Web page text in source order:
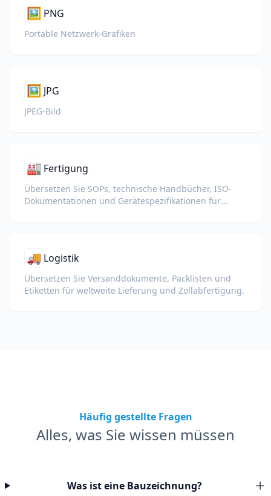
🖼️ PNG
Portable Netzwerk-Grafiken
🖼️ JPG
JPEG-Bild
🏭 Fertigung
Übersetzen Sie SOPs, technische Handbücher, ISO-
Dokumentationen und Gerätespezifikationen für
🚚 Logistik
Übersetzen Sie Versanddokumente, Packlisten und
Etiketten für weltweite Lieferung und Zollabfertigung.
Häufig gestellte Fragen
Alles, was Sie wissen müssen
Was ist eine Bauzeichnung?